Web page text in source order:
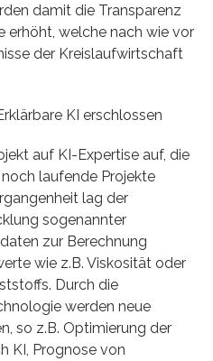
damit die Transparenz
erhöht, welche nach wie vor
der Kreislaufwirtschaft
KI erschlossen
auf KI-Expertise auf, die
laufende Projekte
lag der
sogenannter
zur Berechnung
wie z.B. Viskosität oder
Durch die
werden neue
so z.B. Optimierung der
KI, Prognose von